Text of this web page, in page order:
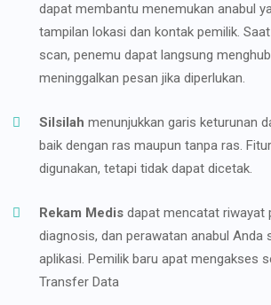
dapat membantu menemukan anabul
tampilan lokasi dan kontak pemilik.
scan, penemu dapat langsung
meninggalkan pesan jika diperlukan.
Silsilah menunjukkan garis keturunan
baik dengan ras maupun tanpa ras.
digunakan, tetapi tidak dapat dicetak.
Rekam Medis dapat mencatat riwayat
diagnosis, dan perawatan anabul Anda
aplikasi. Pemilik baru apat mengakses
Transfer Data